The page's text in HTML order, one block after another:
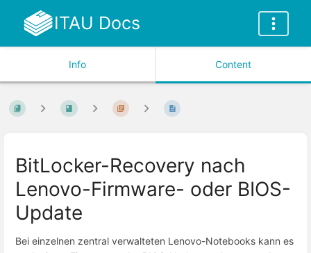
ITAU Docs
Info Content
BitLocker-Recovery nach
Lenovo-Firmware- oder BIOS-
Update
Bei einzelnen zentral verwalteten Lenovo-Notebooks kann es